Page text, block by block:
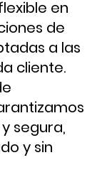
en
de
a las
cliente.
segura,
y sin